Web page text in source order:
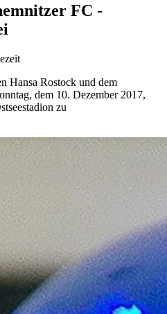
FC -
Hansa Rostock und dem
dem 10. Dezember 2017,
zu